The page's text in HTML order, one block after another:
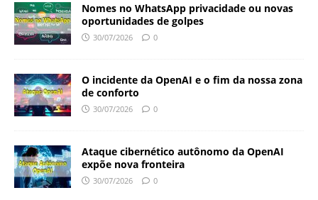
Nomes no WhatsApp privacidade ou novas
oportunidades de golpes
30/07/2026 0
O incidente da OpenAI e o fim da nossa zona
de conforto
30/07/2026 0
Ataque cibernético autônomo da OpenAI
expõe nova fronteira
30/07/2026 0